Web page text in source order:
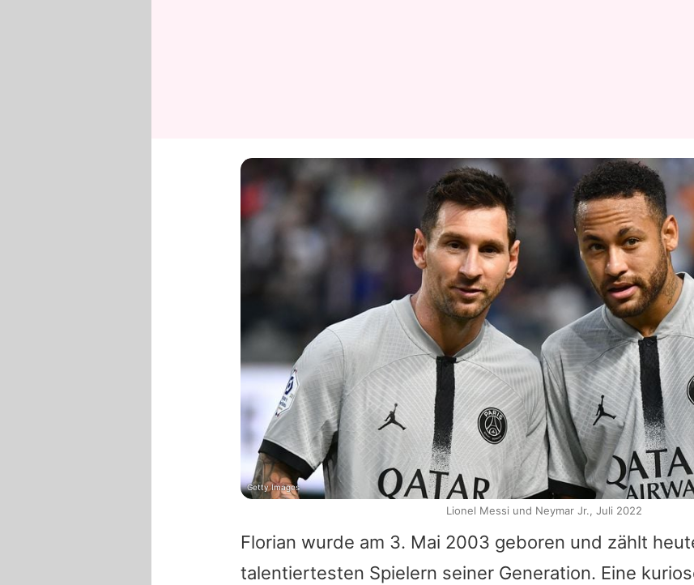
Florian wurde am 3. Mai 2003 geboren und zählt
talentiertesten Spielern seiner Generation. Eine
Getty Images
Lionel Messi und Neymar Jr., Juli 2022